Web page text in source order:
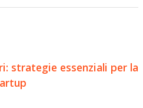
strategie essenziali per la